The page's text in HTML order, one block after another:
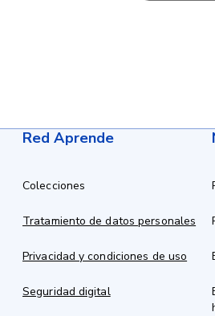
Red Aprende
Colecciones
Tratamiento de datos personales
Privacidad y condiciones de uso
Seguridad digital